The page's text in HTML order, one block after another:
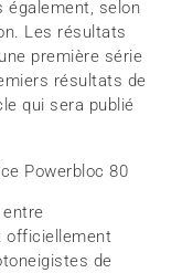
également, selon
Les résultats
première série
résultats de
qui sera publié
entre
officiellement
de